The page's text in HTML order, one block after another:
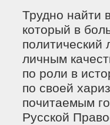
Трудно найти
который в
личным
по роли в
по своей
почитаемым
Русской